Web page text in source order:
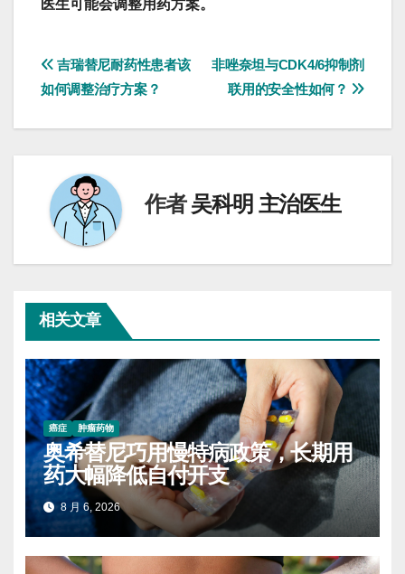
医生可能会调整用药方案。
文
章
航
非唑奈坦与CDK4/6抑制剂
联用的安全性如何？
吉瑞替尼耐药性患者该
如何调整治疗方案？
作者吴科明 主治医生
相关文章
癌症 肿瘤药物
奥希替尼巧用慢特病政策，长期用
药大幅降低自付开支
8 月 6, 2026